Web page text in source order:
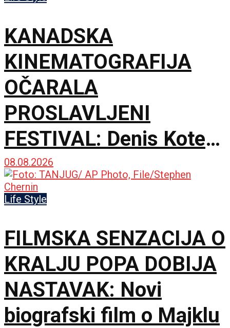
KANADSKA
KINEMATOGRAFIJA
OČARALA
PROSLAVLJENI
FESTIVAL: Denis Kote
predstavio novu dramu
na 79. izdanju u
08.08.2026
Life Style
FILMSKA SENZACIJA O
KRALJU POPA DOBIJA
NASTAVAK: Novi
biografski film o Majklu